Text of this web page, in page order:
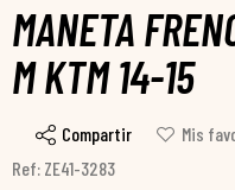
MANETA
M KTM 14-15
Compartir
Mis
Ref: ZE41-3283